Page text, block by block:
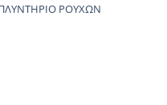
ΡΟΥΧΩΝ